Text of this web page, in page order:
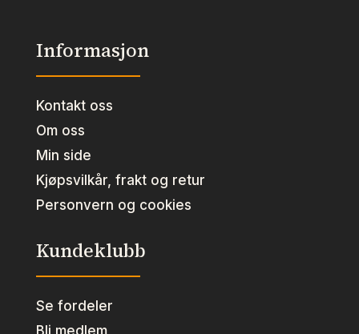
Informasjon
Kontakt oss
Om oss
Min side
Kjøpsvilkår, frakt og retur
Personvern og cookies
Kundeklubb
Se fordeler